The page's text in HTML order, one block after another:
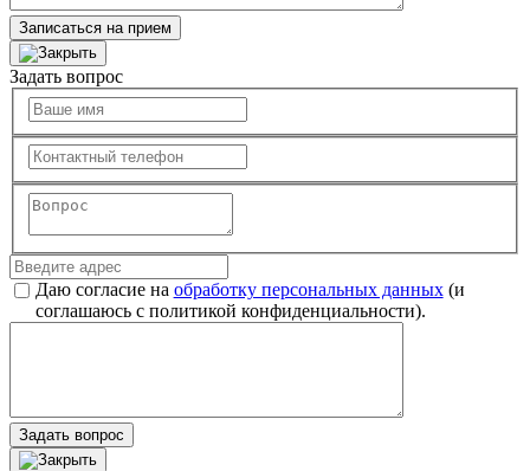
Записаться на прием
Задать вопрос
Даю согласие на обработку персональных данных(и
соглашаюсь с политикой конфиденциальности).
Задать вопрос